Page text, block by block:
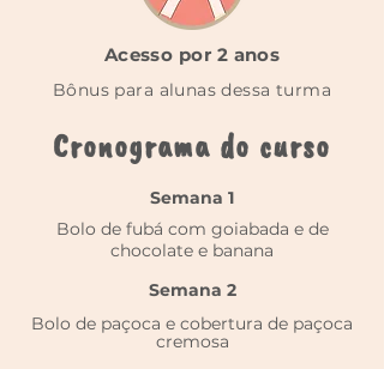
Acesso por 2 anos
Bônus para alunas dessa turma
Cronograma do curso
Bolo de fubá com goiabada e de
chocolate e banana
Bolo de paçoca e cobertura de paçoca
cremosa
Semana 1
Semana 2